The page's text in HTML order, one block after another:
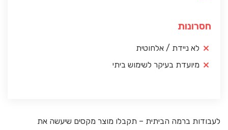
חסרונות
לא ניידת / אלחוטית
מיועדת בעיקר לשימוש ביתי
לעבודות ברמה הביתית – תקבלו מוצר מקסים שיעשה את